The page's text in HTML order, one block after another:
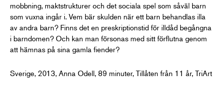
mobbning, maktstrukturer och det sociala spel som såväl barn
som vuxna ingår i. Vem bär skulden när ett barn behandlas illa
av andra barn? Finns det en preskriptionstid för illdåd begångna
i barndomen? Och kan man försonas med sitt förflutna genom
att hämnas på sina gamla fiender?
Sverige, 2013, Anna Odell, 89 minuter, Tillåten från 11 år, TriArt